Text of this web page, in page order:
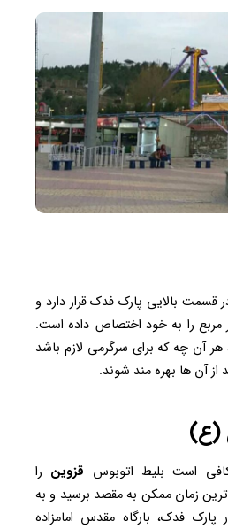
قسمت بالایی پارک فدک قرار دارد و
حدود ۱۸۳۳۰ متر مربع را به خود اختصاص داده است.
آن چه که برای سرگرمی لازم باشد
از آن ها بهره مند شوند.
(ع)
است بلیط اتوبوس قزوین را
زمان ممکن به مقصد برسید و به
پارک فدک، بارگاه مقدس امامزاده